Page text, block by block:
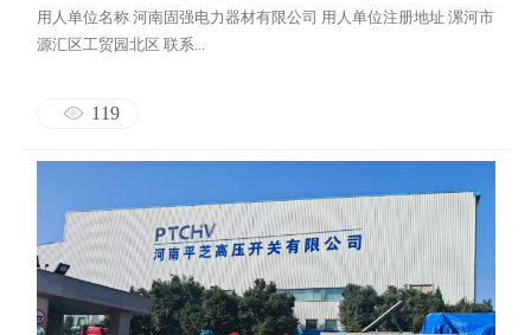
用人单位名称 河南固强电力器材有限公司 用人单位注册地址 漯河市
源汇区工贸园北区 联系...
119